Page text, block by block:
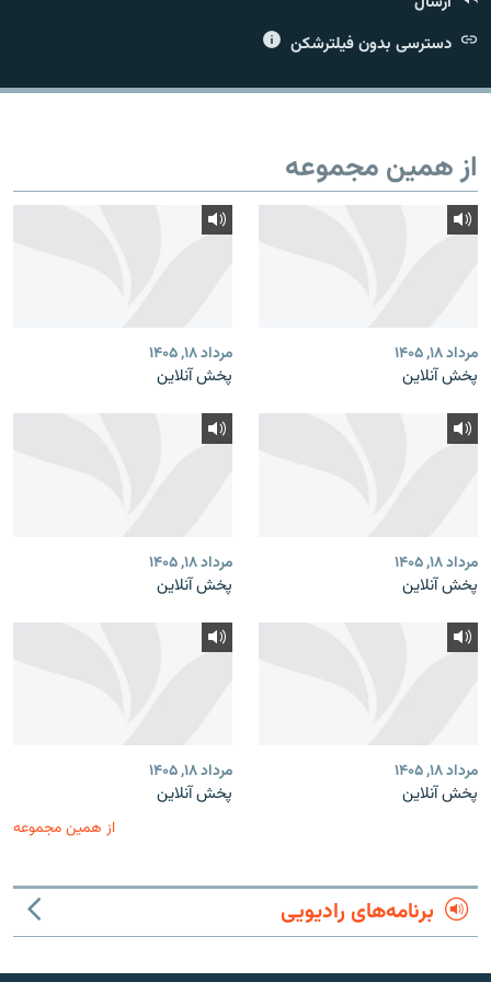
دسترسی بدون فیلترشکن
از همین مجموعه
مرداد ۱۸, ۱۴۰۵
پخش آنلاین
مرداد ۱۸, ۱۴۰۵
پخش آنلاین
مرداد ۱۸, ۱۴۰۵
پخش آنلاین
مرداد ۱۸, ۱۴۰۵
پخش آنلاین
مرداد ۱۸, ۱۴۰۵
پخش آنلاین
مرداد ۱۸, ۱۴۰۵
پخش آنلاین
از همین مجموعه
برنامه‌های رادیویی